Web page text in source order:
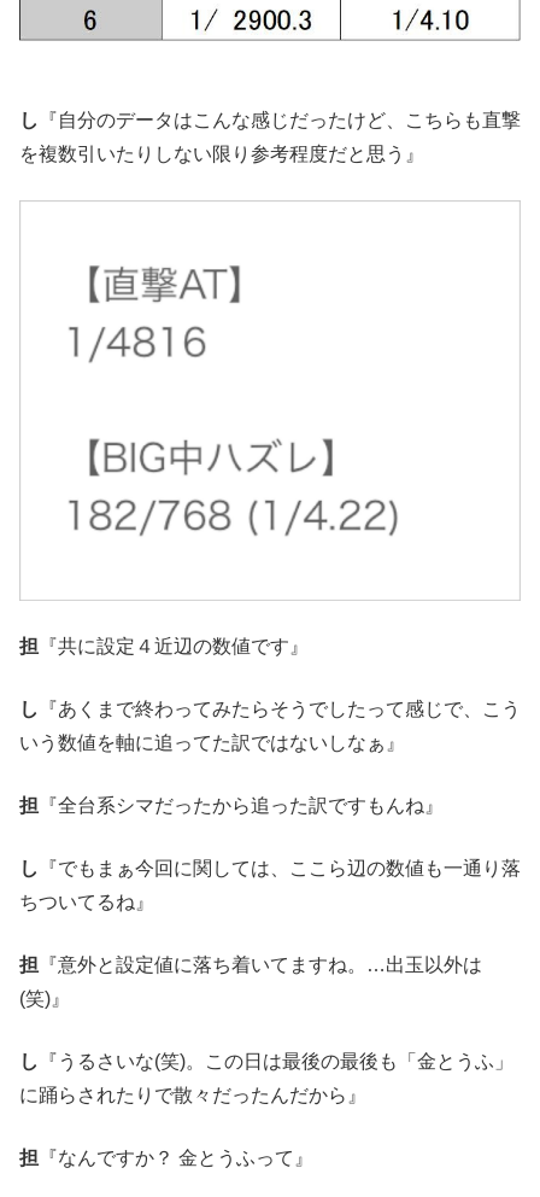
し
『自分のデータはこんな感じだったけど、こちらも直撃
を複数引いたりしない限り参考程度だと思う』
担 『共に設定４近辺の数値です』
し
『あくまで終わってみたらそうでしたって感じで、こう
いう数値を軸に追ってた訳ではないしなぁ』
担 『全台系シマだったから追った訳ですもんね』
し
『でもまぁ今回に関しては、ここら辺の数値も一通り落
ちついてるね』
担 『意外と設定値に落ち着いてますね。…出玉以外は
(笑)』
し
『うるさいな(笑)。この日は最後の最後も「金とうふ」
に踊らされたりで散々だったんだから』
担 『なんですか？ 金とうふって』